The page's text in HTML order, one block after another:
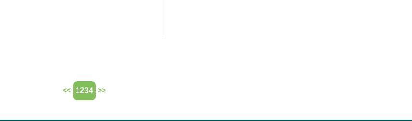
<< 1234 >>